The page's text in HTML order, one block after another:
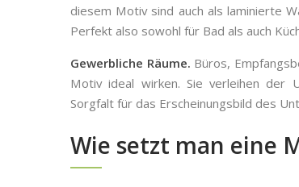
diesem Motiv sind auch als laminierte
Perfekt also sowohl für Bad als auch
Gewerbliche Räume. Büros,
Motiv ideal wirken. Sie verleihen der
Sorgfalt für das Erscheinungsbild des
Wie setzt man eine